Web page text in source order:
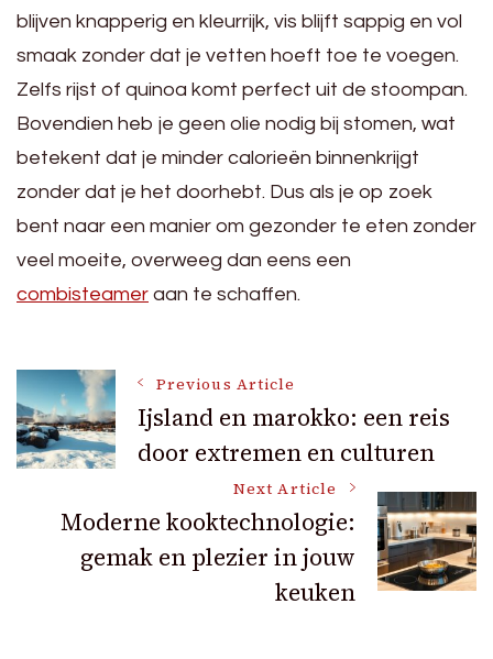
blijven knapperig en kleurrijk, vis blijft sappig en vol
smaak zonder dat je vetten hoeft toe te voegen.
Zelfs rijst of quinoa komt perfect uit de stoompan.
Bovendien heb je geen olie nodig bij stomen, wat
betekent dat je minder calorieën binnenkrijgt
zonder dat je het doorhebt. Dus als je op zoek
bent naar een manier om gezonder te eten zonder
veel moeite, overweeg dan eens een
combisteamer aan te schaffen.
Post
Navigation
Previous Article
Ijsland en marokko: een reis
door extremen en culturen
Next Article
Moderne kooktechnologie:
gemak en plezier in jouw
keuken